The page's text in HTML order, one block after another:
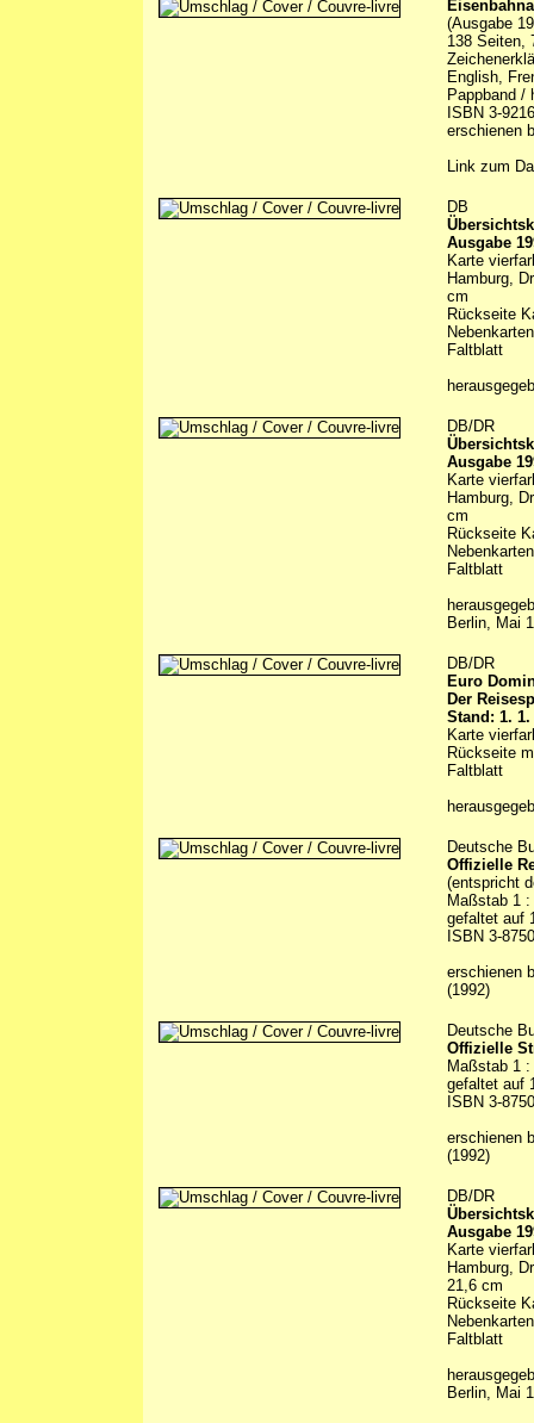
(Ausgabe
138 Seiten,
English,
Pappband /
ISBN 3-
erschienen
Link zum
DB
Ausgabe
Karte
Hamburg,
cm
Rückseite
Faltblatt
DB/DR
Ausgabe
Karte
Hamburg,
cm
Rückseite
Faltblatt
Berlin, Mai
DB/DR
Euro
Der
Stand: 1. 1.
Karte
Rückseite
Faltblatt
Deutsche
Offizielle
(entspricht
Maßstab 1
gefaltet auf
ISBN 3-
erschienen
(1992)
Deutsche
Offizielle
Maßstab 1
gefaltet auf
ISBN 3-
erschienen
(1992)
DB/DR
Ausgabe
Karte
Hamburg,
21,6 cm
Rückseite
Faltblatt
Berlin, Mai